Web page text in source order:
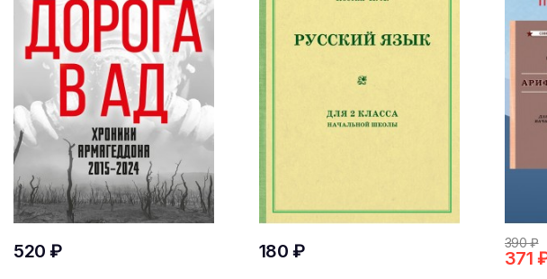
520 ₽ 180 ₽ 390 ₽
371